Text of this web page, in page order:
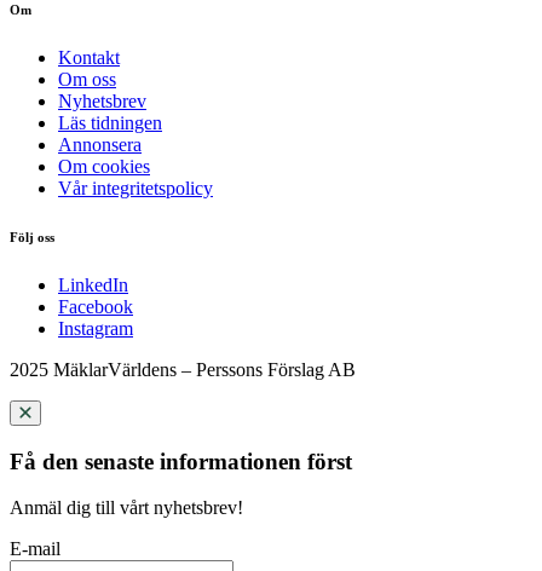
Om
Kontakt
Om oss
Nyhetsbrev
Läs tidningen
Annonsera
Om cookies
Vår integritetspolicy
Följ oss
LinkedIn
Facebook
Instagram
2025 MäklarVärldens – Perssons Förslag AB
Få den senaste informationen först
Anmäl dig till vårt nyhetsbrev!
E-mail